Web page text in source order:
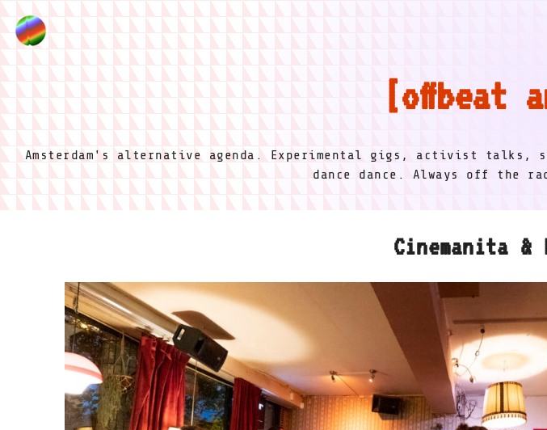
offbeat
Amsterdam's alternative agenda. Experimental gigs, activist talks,
dance dance. Always off the
Cinemanita